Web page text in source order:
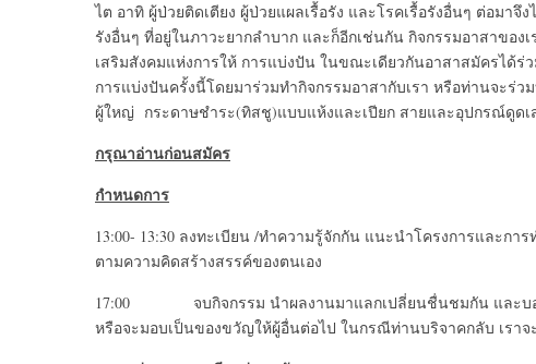
ไต อาทิ ผู้ป่วยติดเตียง ผู้ป่วยแผลเรื้อรัง และโรคเรื้อรังอื่นๆ ต่อมา
รังอื่นๆ ที่อยู่ในภาวะยากลำบาก และก็อีกเช่นกัน กิจกรรมอาสาของ
เสริมสังคมแห่งการให้ การแบ่งปัน ในขณะเดียวกันอาสาสมัครได้
การแบ่งปันครั้งนี้โดยมาร่วมทำกิจกรรมอาสากับเรา หรือท่านจะร่ว
ผู้ใหญ่ กระดาษชำระ(ทิสชู)แบบแห้งและเปียก สายและอุปกรณ์ดูด
กรุณาอ่านก่อนสมัคร
กำหนดการ
13:00- 13:30 ลงทะเบียน /ทำความรู้จักกัน แนะนำโครงการและก
ตามความคิดสร้างสรรค์ของตนเอง
17:00 จบกิจกรรม นำผลงานมาแลกเปลี่ยนชื่นชมกัน และบอกเ
หรือจะมอบเป็นของขวัญให้ผู้อื่นต่อไป ในกรณีท่านบริจาคกลับ เรา